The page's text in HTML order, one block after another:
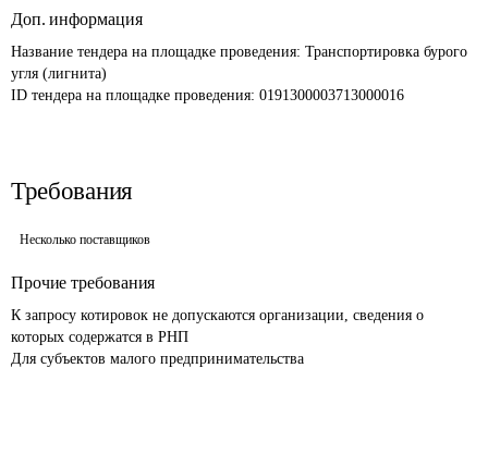
Доп. информация
Название тендера на площадке проведения: Транспортировка бурого
угля (лигнита)
ID тендера на площадке проведения: 0191300003713000016
Требования
Несколько поставщиков
Прочие требования
К запросу котировок не допускаются организации, сведения о
которых содержатся в РНП
Для субъектов малого предпринимательства